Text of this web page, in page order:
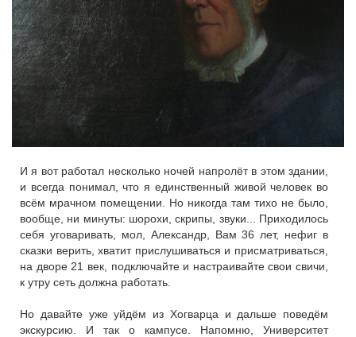
И я вот работал несколько ночей напролёт в этом здании,
и всегда понимал, что я единственный живой человек во
всём мрачном помещении. Но никогда там тихо не было,
вообще, ни минуты: шорохи, скрипы, звуки... Приходилось
себя уговаривать, мол, Александр, Вам 36 лет, нефиг в
сказки верить, хватит прислушиваться и присматриваться,
на дворе 21 век, подключайте и настраивайте свои свичи,
к утру сеть должна работать.
Но давайте уже уйдём из Хогварца и дальше поведём
экскурсию. И так о кампусе. Напомню, Университет